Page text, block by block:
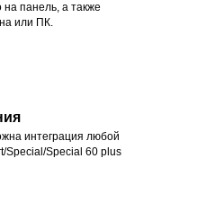
панель, а также
или ПК.
интеграция любой
Special/Special 60 plus